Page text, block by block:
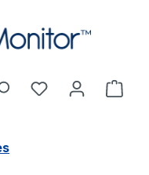
Imate 0 stavke